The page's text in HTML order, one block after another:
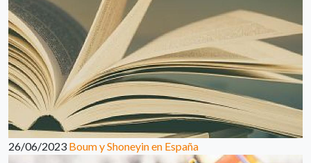
26/06/2023 Boum y Shoneyin en España